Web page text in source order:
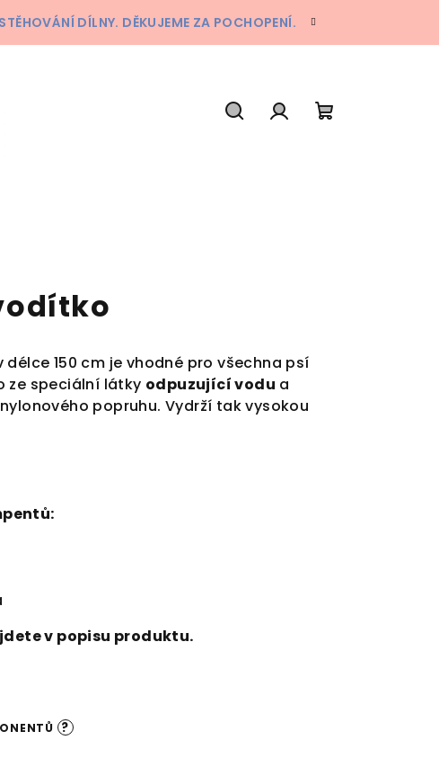
DÍLNY. DĚKUJEME ZA POCHOPENÍ.
150 cm je vhodné pro všechna psí
ze speciální látky odpuzující vodu a
popruhu. Vydrží tak vysokou
v popisu produktu.
?